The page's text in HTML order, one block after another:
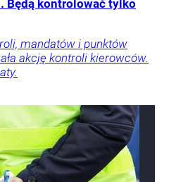
Będą kontrolować tylko
mandatów i punktów
akcję kontroli kierowców.